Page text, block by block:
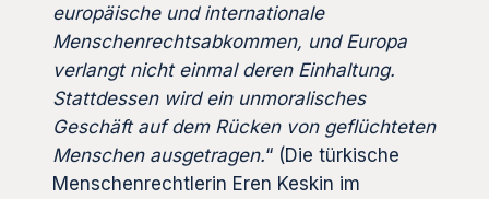
europäische und internationale
Menschenrechtsabkommen, und Europa
verlangt nicht einmal deren Einhaltung.
Stattdessen wird ein unmoralisches
Geschäft auf dem Rücken von geflüchteten
Menschen ausgetragen.“ (Die türkische
Menschenrechtlerin Eren Keskin im